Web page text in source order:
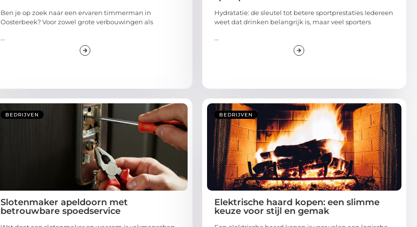
Ben je op zoek naar een ervaren timmerman in
Oosterbeek? Voor zowel grote verbouwingen als
...
Hydratatie: de sleutel tot betere sportprestaties Iedereen
weet dat drinken belangrijk is, maar veel sporters
...
BEDRIJVEN
Slotenmaker apeldoorn met
betrouwbare spoedservice
BEDRIJVEN
Elektrische haard kopen: een slimme
keuze voor stijl en gemak